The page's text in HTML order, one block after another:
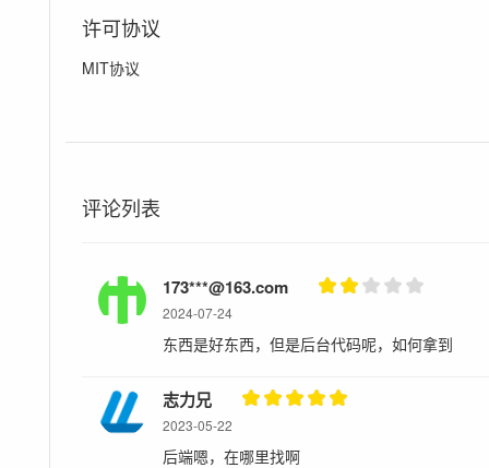
许可协议
MIT协议
评论列表
173***@163.com
2024-07-24
东西是好东西，但是后台代码呢，如何拿到
志力兄
2023-05-22
后端嗯，在哪里找啊